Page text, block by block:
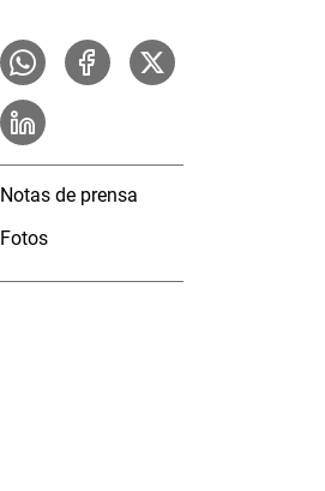
Notas de prensa
Fotos